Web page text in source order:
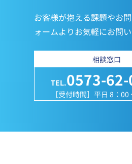
お客様が抱える課題やお
ォームよりお気軽にお問
相談窓口
TEL.0573-
［受付時間］平日 8：